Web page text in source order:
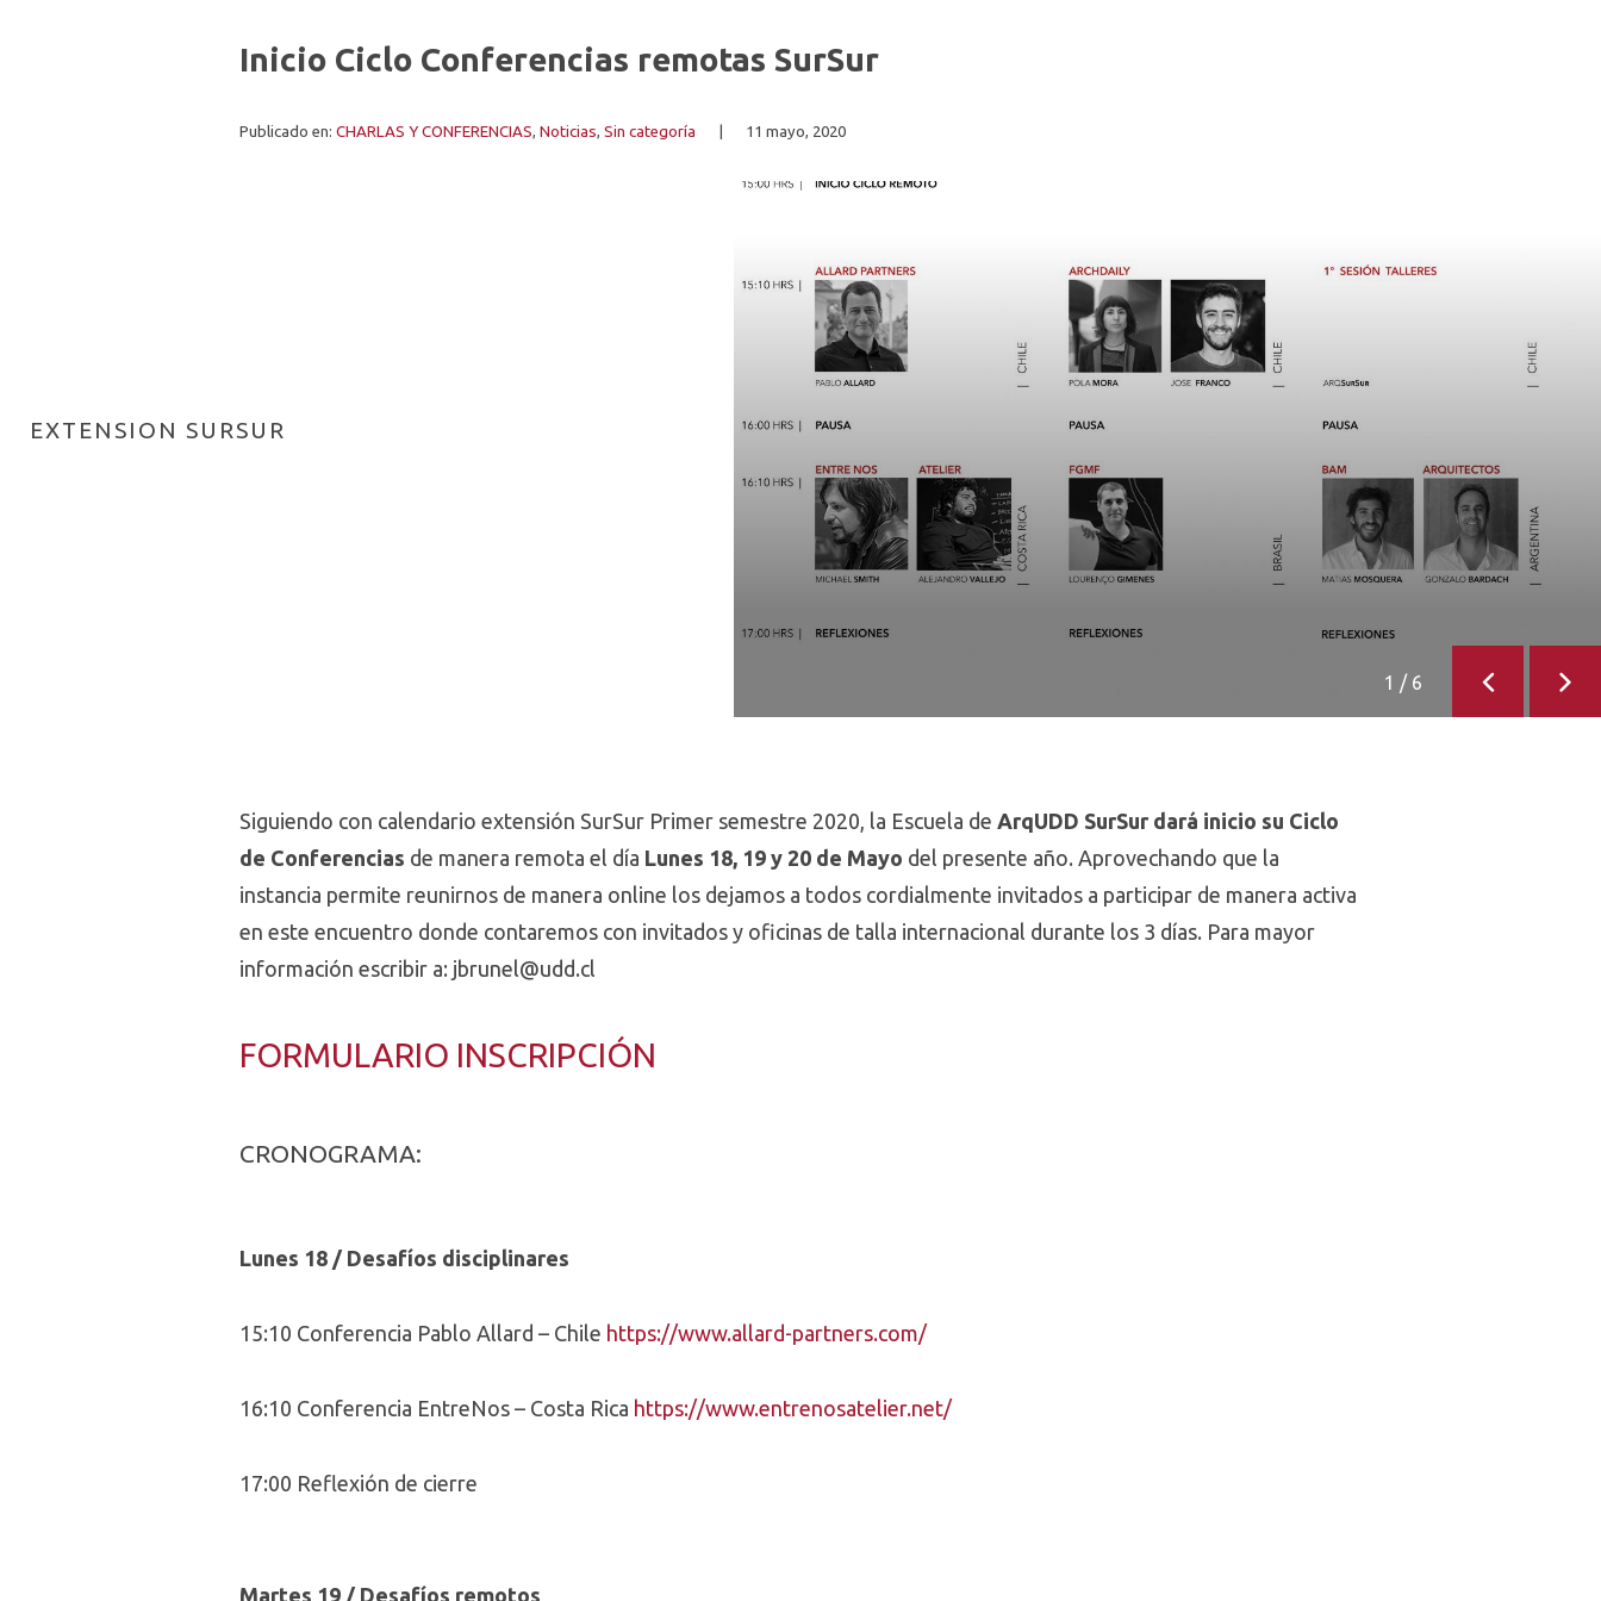
Inicio Ciclo Conferencias remotas SurSur
Publicado en: CHARLAS Y CONFERENCIAS, Noticias, Sin categoría 11 mayo, 2020
EXTENSION SURSUR
1 / 6
Anterior
Siguiendo con calendario extensión SurSur Primer semestre 2020, la Escuela de ArqUDD SurSur dará inicio su Ciclo
de Conferencias de manera remota el día Lunes 18, 19 y 20 de Mayo del presente año. Aprovechando que la
instancia permite reunirnos de manera online los dejamos a todos cordialmente invitados a participar de manera activa
en este encuentro donde contaremos con invitados y oficinas de talla internacional durante los 3 días. Para mayor
información escribir a: jbrunel@udd.cl
FORMULARIO INSCRIPCIÓN
CRONOGRAMA:
Lunes 18 / Desafíos disciplinares
15:10 Conferencia Pablo Allard – Chile https://www.allard-partners.com/
16:10 Conferencia EntreNos – Costa Rica https://www.entrenosatelier.net/
17:00 Reflexión de cierre
Martes 19 / Desafíos remotos